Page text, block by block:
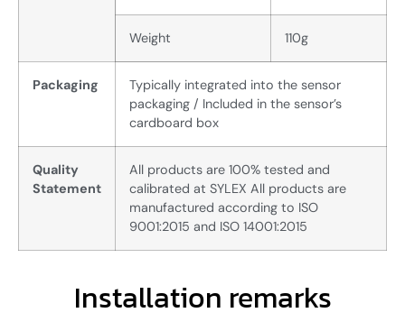
Weight 110g
Packaging
Typically integrated into the sensor
packaging / Included in the sensor’s
cardboard box
Quality
Statement
All products are 100% tested and
calibrated at SYLEX All products are
manufactured according to ISO
9001:2015 and ISO 14001:2015
Installation remarks